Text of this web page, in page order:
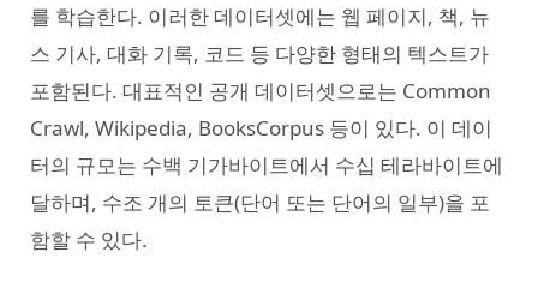
를 학습한다. 이러한 데이터셋에는 웹 페이지, 책, 뉴
스 기사, 대화 기록, 코드 등 다양한 형태의 텍스트가
포함된다. 대표적인 공개 데이터셋으로는 Common
Crawl, Wikipedia, BooksCorpus 등이 있다. 이 데이
터의 규모는 수백 기가바이트에서 수십 테라바이트에
달하며, 수조 개의 토큰(단어 또는 단어의 일부)을 포
함할 수 있다.